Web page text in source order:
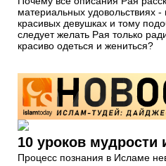
материальных удовольствиях -
красивых девушках и тому
следует желать Рая только
красиво одеться и жениться?
10 уроков мудрости
Процесс познания в Исламе